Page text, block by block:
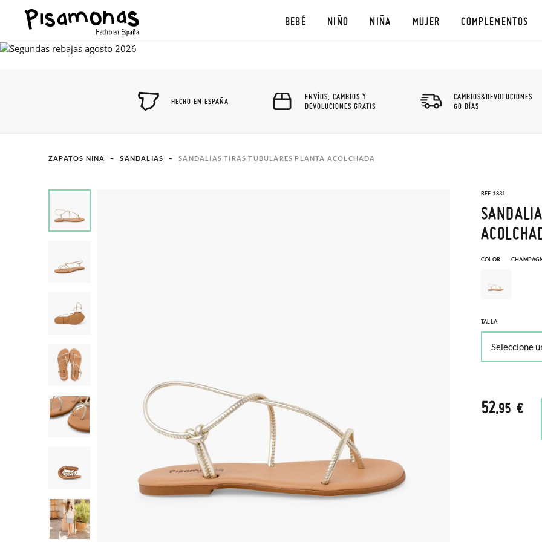
BEBÉ NIÑO NIÑA MUJER COMPLEMENTOS
HECHO EN ESPAÑA
ENVÍOS, CAMBIOS Y
DEVOLUCIONES GRATIS
CAMBIOS&DEVOLUCIONES
60 DÍAS
ZAPATOS NIÑA SANDALIAS SANDALIAS TIRAS TUBULARES PLANTA ACOLCHADA
REF 1831
COLOR
TALLA
52,95 €